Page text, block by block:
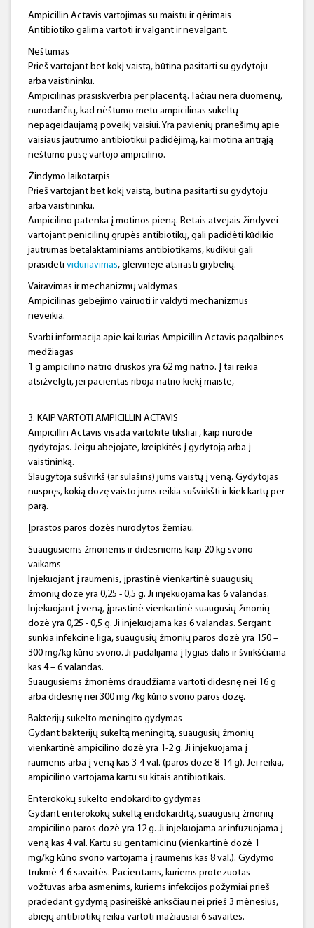
Ampicillin Actavis vartojimas su maistu ir gėrimais
Antibiotiko galima vartoti ir valgant ir nevalgant.
Nėštumas
Prieš vartojant bet kokį vaistą, būtina pasitarti su gydytoju
arba vaistininku.
Ampicilinas prasiskverbia per placentą. Tačiau nėra duomenų,
nurodančių, kad nėštumo metu ampicilinas sukeltų
nepageidaujamą poveikį vaisiui. Yra pavienių pranešimų apie
vaisiaus jautrumo antibiotikui padidėjimą, kai motina antrąją
nėštumo pusę vartojo ampicilino.
Žindymo laikotarpis
Prieš vartojant bet kokį vaistą, būtina pasitarti su gydytoju
arba vaistininku.
Ampicilino patenka į motinos pieną. Retais atvejais žindyvei
vartojant penicilinų grupės antibiotikų, gali padidėti kūdikio
jautrumas betalaktaminiams antibiotikams, kūdikiui gali
prasidėti viduriavimas, gleivinėje atsirasti grybelių.
Vairavimas ir mechanizmų valdymas
Ampicilinas gebėjimo vairuoti ir valdyti mechanizmus
neveikia.
Svarbi informacija apie kai kurias Ampicillin Actavis pagalbines
medžiagas
1 g ampicilino natrio druskos yra 62 mg natrio. Į tai reikia
atsižvelgti, jei pacientas riboja natrio kiekį maiste,
3. KAIP VARTOTI AMPICILLIN ACTAVIS
Ampicillin Actavis visada vartokite tiksliai , kaip nurodė
gydytojas. Jeigu abejojate, kreipkitės į gydytoją arba į
vaistininką.
Slaugytoja sušvirkš (ar sulašins) jums vaistų į veną. Gydytojas
nuspręs, kokią dozę vaisto jums reikia sušvirkšti ir kiek kartų per
parą.
Įprastos paros dozės nurodytos žemiau.
Suaugusiems žmonėms ir didesniems kaip 20 kg svorio
vaikams
Injekuojant į raumenis, įprastinė vienkartinė suaugusių
žmonių dozė yra 0,25 - 0,5 g. Ji injekuojama kas 6 valandas.
Injekuojant į veną, įprastinė vienkartinė suaugusių žmonių
dozė yra 0,25 - 0,5 g. Ji injekuojama kas 6 valandas. Sergant
sunkia infekcine liga, suaugusių žmonių paros dozė yra 150 –
300 mg/kg kūno svorio. Ji padalijama į lygias dalis ir švirkščiama
kas 4 – 6 valandas.
Suaugusiems žmonėms draudžiama vartoti didesnę nei 16 g
arba didesnę nei 300 mg /kg kūno svorio paros dozę.
Bakterijų sukelto meningito gydymas
Gydant bakterijų sukeltą meningitą, suaugusių žmonių
vienkartinė ampicilino dozė yra 1-2 g. Ji injekuojama į
raumenis arba į veną kas 3-4 val. (paros dozė 8-14 g). Jei reikia,
ampicilino vartojama kartu su kitais antibiotikais.
Enterokokų sukelto endokardito gydymas
Gydant enterokokų sukeltą endokarditą, suaugusių žmonių
ampicilino paros dozė yra 12 g. Ji injekuojama ar infuzuojama į
veną kas 4 val. Kartu su gentamicinu (vienkartinė dozė 1
mg/kg kūno svorio vartojama į raumenis kas 8 val.). Gydymo
trukmė 4-6 savaitės. Pacientams, kuriems protezuotas
vožtuvas arba asmenims, kuriems infekcijos požymiai prieš
pradedant gydymą pasireiškė anksčiau nei prieš 3 mėnesius,
abiejų antibiotikų reikia vartoti mažiausiai 6 savaites.